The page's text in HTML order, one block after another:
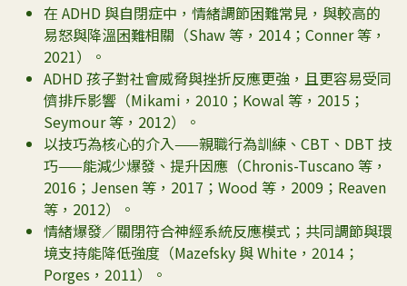
在 ADHD 與自閉症中，情緒調節困難常見，與較高的
易怒與降溫困難相關（Shaw 等，2014；Conner 等，
2021）。
ADHD 孩子對社會威脅與挫折反應更強，且更容易受同
儕排斥影響（Mikami，2010；Kowal 等，2015；
Seymour 等，2012）。
以技巧為核心的介入——親職行為訓練、CBT、DBT 技
巧——能減少爆發、提升因應（Chronis-Tuscano 等，
2016；Jensen 等，2017；Wood 等，2009；Reaven
等，2012）。
情緒爆發／關閉符合神經系統反應模式；共同調節與環
境支持能降低強度（Mazefsky 與 White，2014；
Porges，2011）。